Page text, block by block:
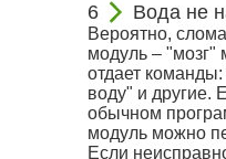
Вода не
Вероятно,
модуль –
отдает команды:
воду" и другие.
обычном
модуль можно
Если